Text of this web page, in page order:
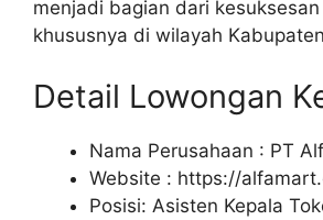
menjadi bagian dari
khususnya di wilayah
Detail Lowongan
Nama Perusahaan : PT
Website : https://
Posisi: Asisten Kepala